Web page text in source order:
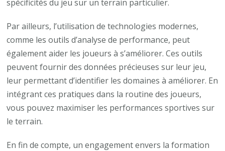
spécificités du jeu sur un terrain particulier.
Par ailleurs, l’utilisation de technologies modernes,
comme les outils d’analyse de performance, peut
également aider les joueurs à s’améliorer. Ces outils
peuvent fournir des données précieuses sur leur jeu,
leur permettant d’identifier les domaines à améliorer. En
intégrant ces pratiques dans la routine des joueurs,
vous pouvez maximiser les performances sportives sur
le terrain.
En fin de compte, un engagement envers la formation